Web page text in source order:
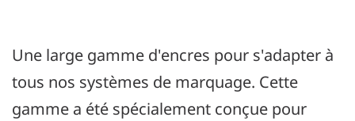
Une large gamme d'encres pour s'adapter à
tous nos systèmes de marquage. Cette
gamme a été spécialement conçue pour